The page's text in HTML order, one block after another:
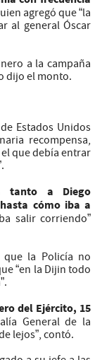
agregó que “la
al general Óscar
a la campaña
dijo el monto.
Estados Unidos
recompensa,
que debía entrar
tanto a Diego
cómo iba a
salir corriendo”
la Policía no
“en la Dijin todo
del Ejército, 15
General de la
lejos”, contó.